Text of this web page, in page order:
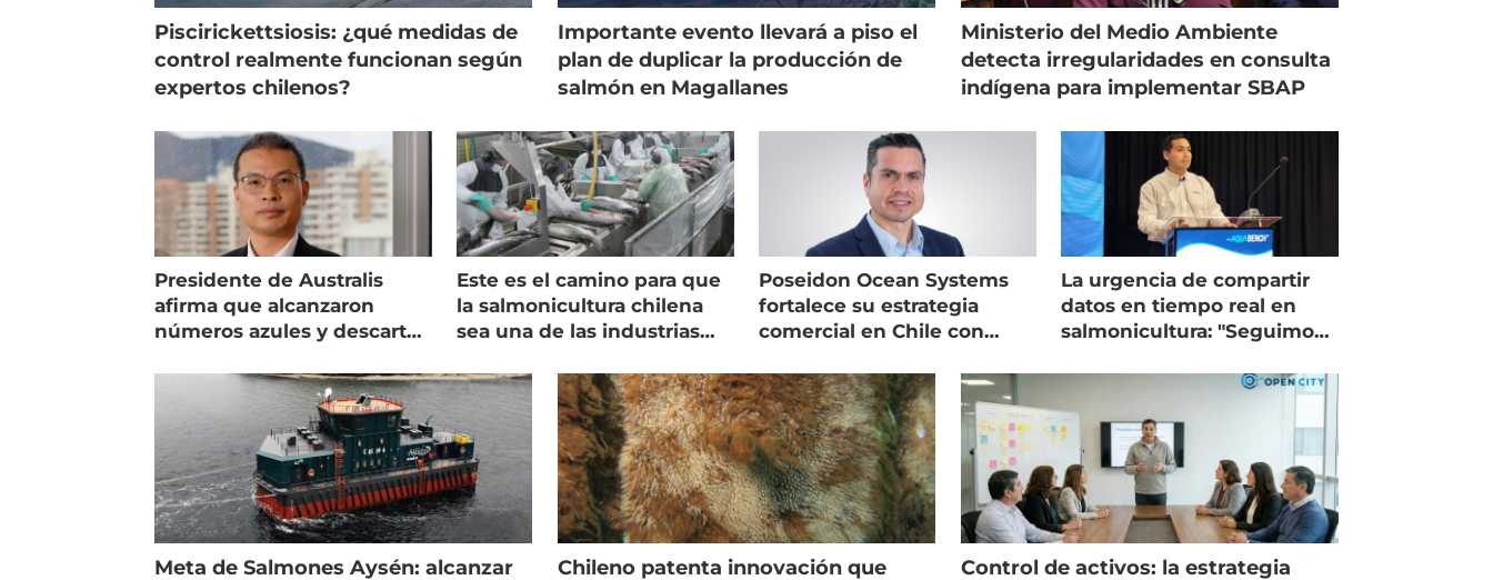
Piscirickettsiosis: ¿qué medidas de
control realmente funcionan según
expertos chilenos?
Importante evento llevará a piso el
plan de duplicar la producción de
salmón en Magallanes
Ministerio del Medio Ambiente
detecta irregularidades en consulta
indígena para implementar SBAP
Presidente de Australis
afirma que alcanzaron
números azules y descarta
Este es el camino para que
la salmonicultura chilena
sea una de las industrias
Poseidon Ocean Systems
fortalece su estrategia
comercial en Chile con
La urgencia de compartir
datos en tiempo real en
salmonicultura: "Seguimos
Meta de Salmones Aysén: alcanzar Chileno patenta innovación que Control de activos: la estrategia